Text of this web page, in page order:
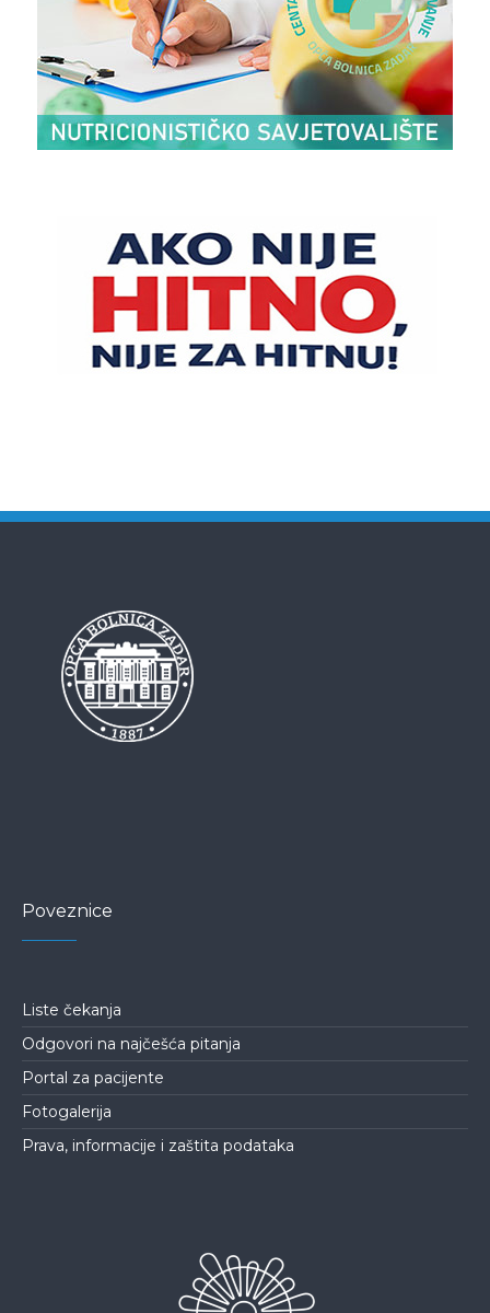
Poveznice
Liste čekanja
Odgovori na najčešća pitanja
Portal za pacijente
Fotogalerija
Prava, informacije i zaštita podataka